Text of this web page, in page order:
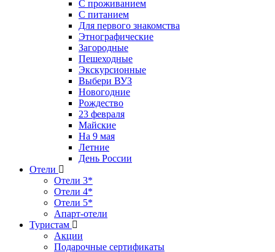
С проживанием
С питанием
Для первого знакомства
Этнографические
Загородные
Пешеходные
Экскурсионные
Выбери ВУЗ
Новогодние
Рождество
23 февраля
Майские
На 9 мая
Летние
День России
Отели
Отели 3*
Отели 4*
Отели 5*
Апарт-отели
Туристам
Акции
Подарочные сертификаты